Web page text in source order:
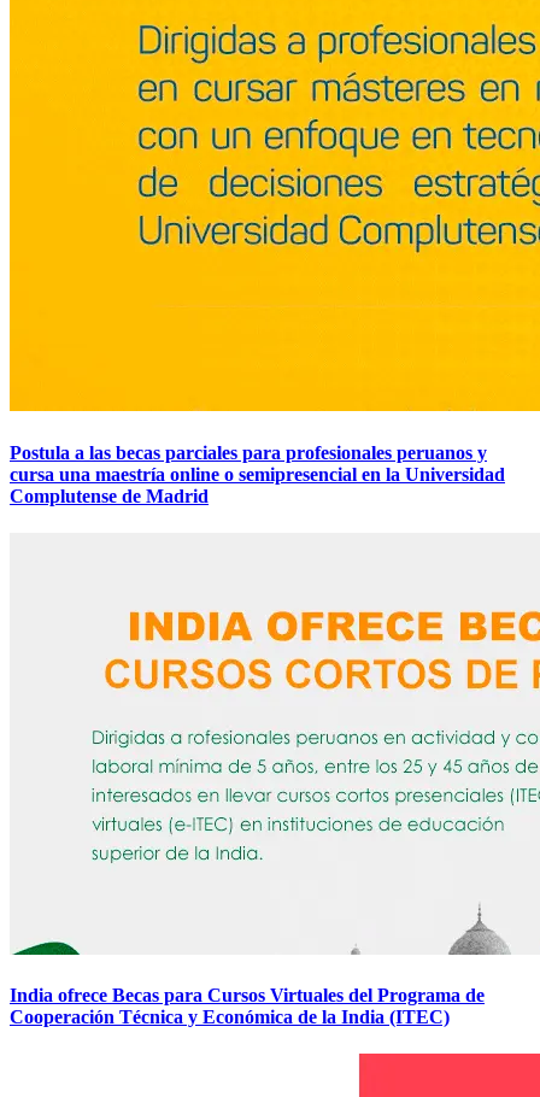
Postula a las becas parciales para profesionales peruanos y
cursa una maestría online o semipresencial en la Universidad
Complutense de Madrid
India ofrece Becas para Cursos Virtuales del Programa de
Cooperación Técnica y Económica de la India (ITEC)